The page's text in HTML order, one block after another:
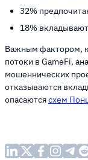
32%
18%
Важным фактором,
потоки в GameFi,
мошеннических
отказываются
опасаютсясхем